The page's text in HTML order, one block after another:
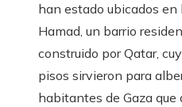
han estado ubicados en
Hamad, un barrio
construido por Qatar,
pisos sirvieron para
habitantes de Gaza que